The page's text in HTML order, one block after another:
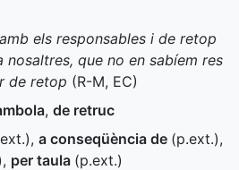
els responsables i de retop
nosaltres, que no en sabíem res
de retop (R-M, EC)
, de retruc
), a conseqüència de (p.ext.),
, per taula (p.ext.)